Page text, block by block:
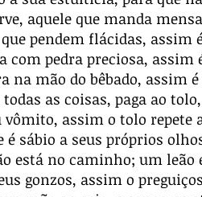
aquele que manda
pendem flácidas, assim
com pedra preciosa, assim
na mão do bêbado, assim
as coisas, paga ao
vômito, assim o tolo repete
sábio a seus próprios
está no caminho; um leão
gonzos, assim o